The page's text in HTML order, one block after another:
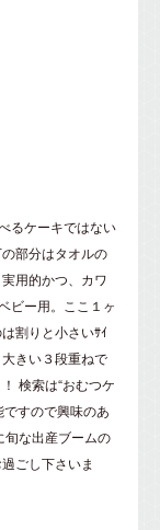
るケーキではない
部分はタオルの
用的かつ、カワ
ビー用。ここ１ヶ
割りと小さいｻｲ
きい３段重ねで
検索は“おむつケ
すので興味のあ
な出産ブームの
ごし下さいま